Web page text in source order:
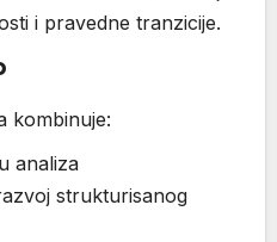
i pravedne tranzicije.
kombinuje:
analiza
strukturisanog